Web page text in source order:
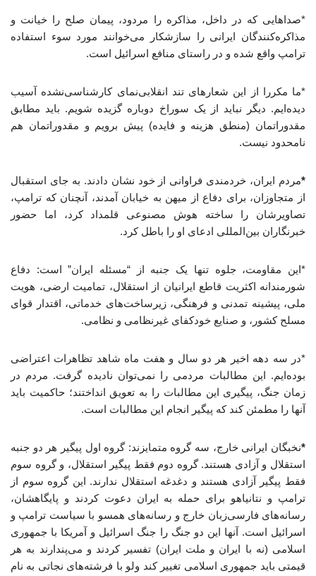
*صداهایی که در داخل، مذاکره را مردود، پیمان صلح را خیانت و
مذاکره‌کنندگان ایرانی را سازشکار می‌خوانند مورد سوء استفاده
ترامپ واقع شده و در راستای منافع اسرائیل است.
*ما مکررا از این شعارهای تند انقلابی‌نمای کارشناسی‌نشده آسیب
دیده‌ایم. دیگر نباید از یک سوراخ دوباره گزیده شویم. باید مطابق
مقدوراتمان (منطق هزینه و فایده) پیش برویم و مقدوراتمان هم
نامحدود نیست.
*مردم ایران، خردمندی فراوانی از خود نشان دادند. به جای استقبال
از متجاوزان، برای دفاع از میهن به خیابان آمدند، آنچنان که ترامپ،
تصاویرشان را ساخته هوش مصنوعی قلمداد کرد، اما حضور
خبرنگاران بین‌المللی ادعای او را باطل کرد.
*این مقاومت، جلوه تنها یک جنبه از “مسئله ایران” است: دفاع
شورمندانه اکثریت قاطع ایرانیان از استقلال، تمامیت ارضی، هویت
ملی، پیشینه تمدنی و فرهنگی، زیرساخت‌های خدماتی، اقتدار قوای
مسلح کشور، و صنایع خودکفای غیرنظامی و نظامی.
*در سه دهه اخیر هر دو سال و هفت ماه شاهد تظاهرات اعتراضی
بوده‌ایم. این مطالبات مردمی را نمی‌توان نادیده گرفت. مردم در
زمان جنگ، پیگیری این مطالبات را به تعویق انداختند؛ حاکمیت باید
آنها را مطمئن کند که پیگیر انجام این مطالبات است.
*نخبگان ایرانی خارج، سه گروه متمایزند: گروه اول پیگیر هر دو جنبه
استقلال و آزادی هستند. گروه دوم فقط پیگیر استقلال، و گروه سوم
فقط پیگیر آزادی هستند و دغدغه استقلال ندارند. این گروه سوم از
ترامپ و نتانیاهو برای حمله به ایران دعوت کردند و پایگاهشان،
رسانه‌های فارسی‌زبان خارج و رسانه‌های همسو با سیاست ترامپ و
اسرائیل است. آنها این دو جنگ را جنگ اسرائیل و آمریکا با جمهوری
اسلامی (نه با ایران و ملت ایران) تفسیر کردند و می‌پندارند به هر
قیمتی باید جمهوری اسلامی تغییر کند ولو با فرشته‌های نجاتی به نام